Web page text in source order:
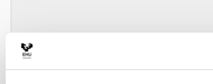
Matematika Saila